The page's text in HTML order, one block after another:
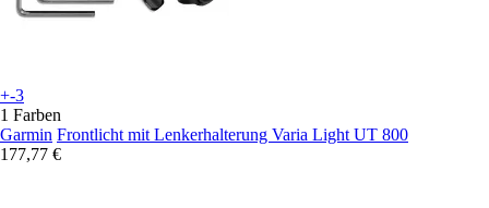
+-3
1 Farben
Garmin Frontlicht mit Lenkerhalterung Varia Light UT 800
177,77 €